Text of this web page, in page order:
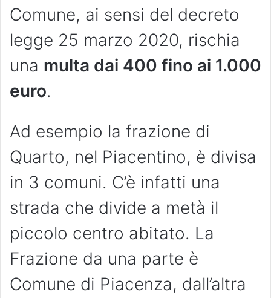
Comune, ai sensi del decreto
legge 25 marzo 2020, rischia
una multa dai 400 fino ai 1.000
euro.
Ad esempio la frazione di
Quarto, nel Piacentino, è divisa
in 3 comuni. C’è infatti una
strada che divide a metà il
piccolo centro abitato. La
Frazione da una parte è
Comune di Piacenza, dall’altra